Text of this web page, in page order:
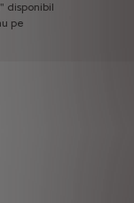
disponibil
pe